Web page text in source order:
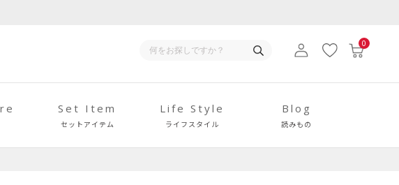
0
Set Item
セットアイテム
Life Style
ライフスタイル
Blog
読みもの